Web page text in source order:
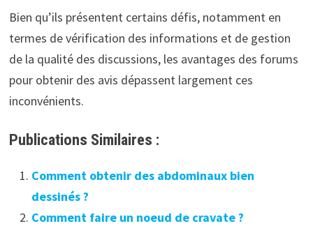
Bien qu’ils présentent certains défis, notamment en
termes de vérification des informations et de gestion
de la qualité des discussions, les avantages des forums
pour obtenir des avis dépassent largement ces
inconvénients.
Publications Similaires :
Comment obtenir des abdominaux bien
dessinés ?
Comment faire un noeud de cravate ?